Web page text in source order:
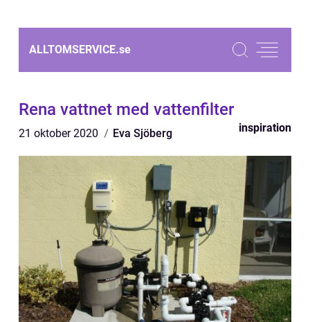
ALLTOMSERVICE.se
Rena vattnet med vattenfilter
21 oktober 2020 Eva Sjöberg inspiration